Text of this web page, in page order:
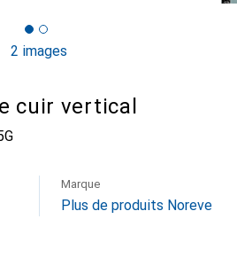
2 images
cuir vertical
Marque
Plus de produits Noreve